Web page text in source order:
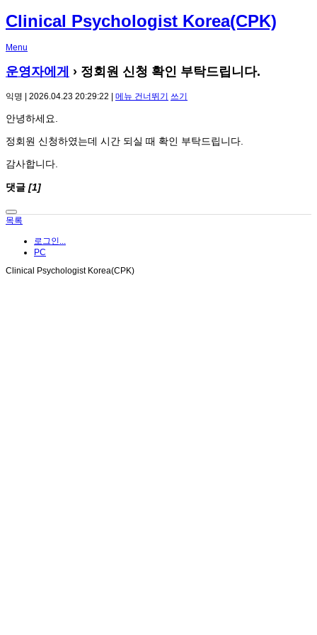
Clinical Psychologist Korea(CPK)
Menu
운영자에게 › 정회원 신청 확인 부탁드립니다.
익명 | 2026.04.23 20:29:22 | 메뉴 건너뛰기 쓰기
안녕하세요.
정회원 신청하였는데 시간 되실 때 확인 부탁드립니다.
감사합니다.
댓글 [1]
목록
로그인...
PC
Clinical Psychologist Korea(CPK)